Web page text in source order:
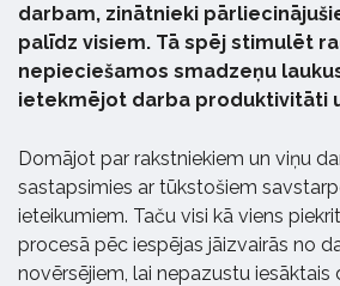
darbam, zinātnieki
palīdz visiem. Tā spēj stimulēt
nepieciešamos smadzeņu
ietekmējot darba produktivitāti
Domājot par rakstniekiem un viņu
sastapsimies ar tūkstošiem
ieteikumiem. Taču visi kā viens
procesā pēc iespējas jāizvairās no
novērsējiem, lai nepazustu iesāktais